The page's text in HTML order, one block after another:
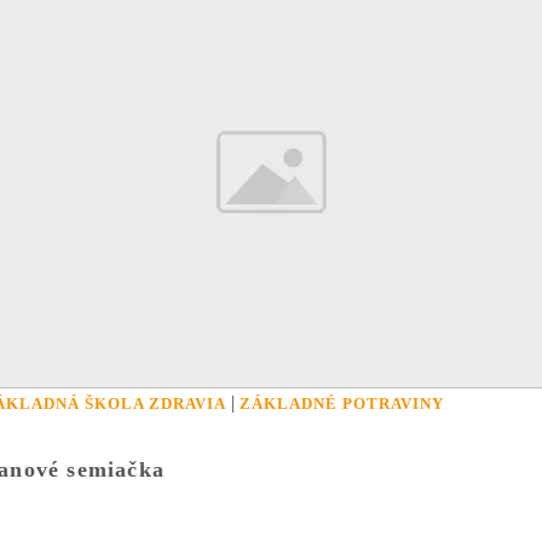
ŠKOLA ZDRAVIA | ZÁKLADNÉ POTRAVINY
semiačka